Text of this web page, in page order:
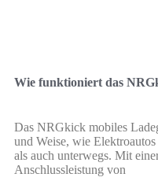
Wie funktioniert das
Das NRGkick mobiles
und Weise, wie
als auch unterwegs. Mit
Anschlussleistung von